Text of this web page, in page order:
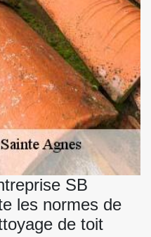
SB
les normes de
de toit